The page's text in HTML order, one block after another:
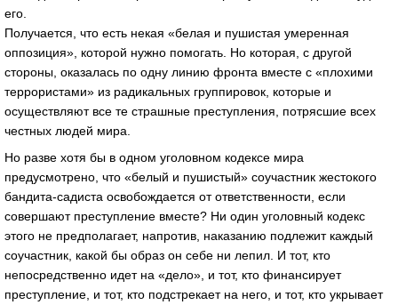
его.
Получается, что есть некая «белая и пушистая умеренная
оппозиция», которой нужно помогать. Но которая, с другой
стороны, оказалась по одну линию фронта вместе с «плохими
террористами» из радикальных группировок, которые и
осуществляют все те страшные преступления, потрясшие всех
честных людей мира.
Но разве хотя бы в одном уголовном кодексе мира
предусмотрено, что «белый и пушистый» соучастник жестокого
бандита-садиста освобождается от ответственности, если
совершают преступление вместе? Ни один уголовный кодекс
этого не предполагает, напротив, наказанию подлежит каждый
соучастник, какой бы образ он себе ни лепил. И тот, кто
непосредственно идет на «дело», и тот, кто финансирует
преступление, и тот, кто подстрекает на него, и тот, кто укрывает